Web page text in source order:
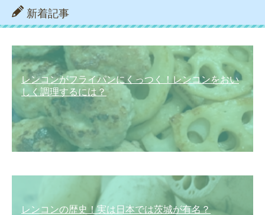
新着記事
レンコンがフライパンにくっつく！レンコンをおい
しく調理するには？
レンコンの歴史！実は日本では茨城が有名？